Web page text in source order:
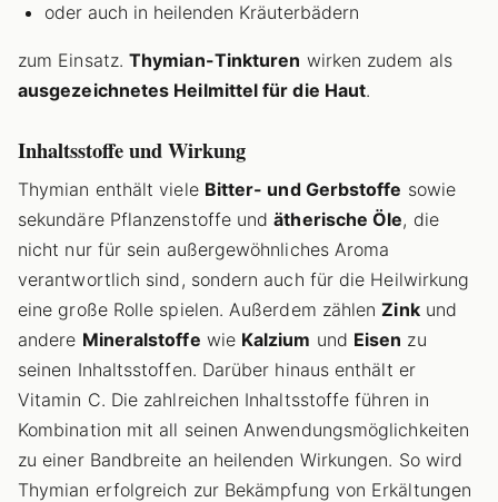
oder auch in heilenden Kräuterbädern
zum Einsatz.Thymian-Tinkturen wirken zudem als
ausgezeichnetes Heilmittel für die Haut.
Inhaltsstoffe und Wirkung
Thymian enthält viele Bitter- und Gerbstoffe sowie
sekundäre Pflanzenstoffe undätherische Öle, die
nicht nur für sein außergewöhnliches Aroma
verantwortlich sind, sondern auch für die Heilwirkung
eine große Rolle spielen. Außerdem zählenZinkund
andere Mineralstoffe wie Kalzium und Eisen zu
seinen Inhaltsstoffen. Darüber hinaus enthält er
Vitamin C. Die zahlreichen Inhaltsstoffe führen in
Kombination mit all seinen Anwendungsmöglichkeiten
zu einer Bandbreite an heilenden Wirkungen. So wird
Thymian erfolgreich zur Bekämpfung von Erkältungen